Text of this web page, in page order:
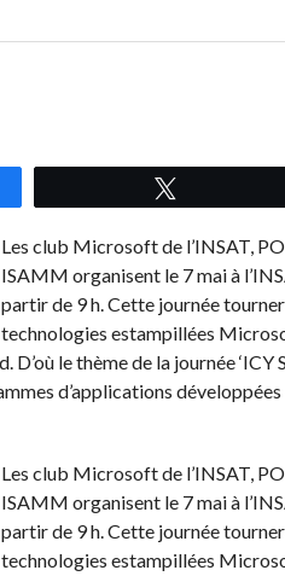
Les club Microsoft de l’INSAT,
ISAMM organisent le 7 mai à
partir de 9 h. Cette journée
technologies estampillées
le thème de la journée ‘ICY
d’applications
Les club Microsoft de l’INSAT,
ISAMM organisent le 7 mai à
partir de 9 h. Cette journée
technologies estampillées